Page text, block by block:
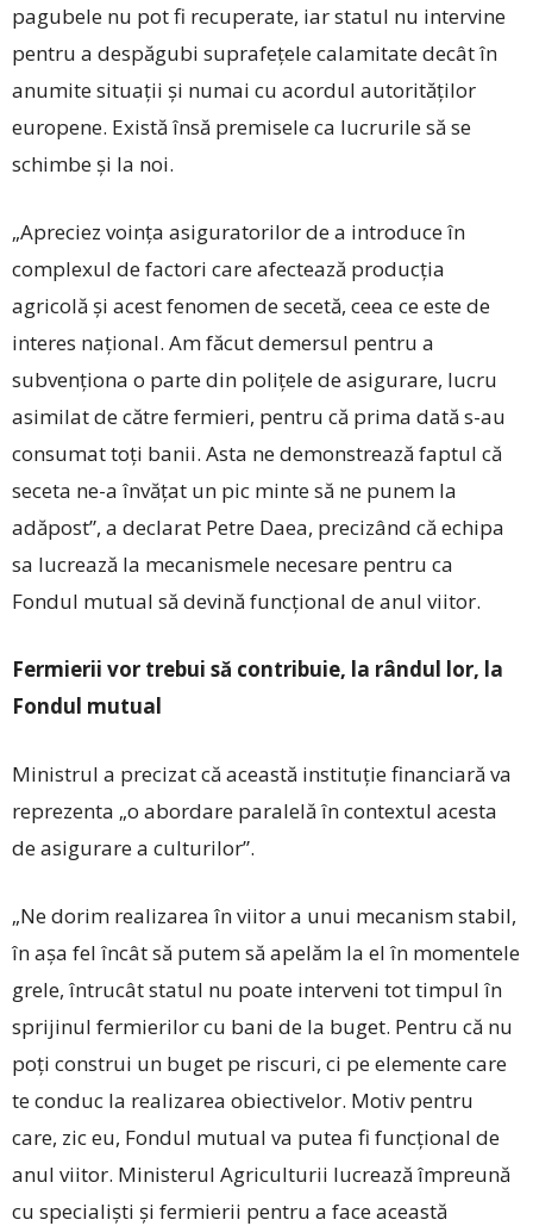
pagubele nu pot fi recuperate, iar statul nu intervine
pentru a despăgubi suprafeţele calamitate decât în
anumite situaţii şi numai cu acordul autorităţilor
europene. Există însă premisele ca lucrurile să se
schimbe şi la noi.
„Apreciez voinţa asiguratorilor de a introduce în
complexul de factori care afectează producţia
agricolă şi acest fenomen de secetă, ceea ce este de
interes naţional. Am făcut demersul pentru a
subvenţiona o parte din poliţele de asigurare, lucru
asimilat de către fermieri, pentru că prima dată s-au
consumat toţi banii. Asta ne demonstrează faptul că
seceta ne-a învăţat un pic minte să ne punem la
adăpost”, a declarat Petre Daea, precizând că echipa
sa lucrează la mecanismele necesare pentru ca
Fondul mutual să devină funcţional de anul viitor.
Fermierii vor trebui să contribuie, la rândul lor, la
Fondul mutual
Ministrul a precizat că această instituție financiară va
reprezenta „o abordare paralelă în contextul acesta
de asigurare a culturilor”.
„Ne dorim realizarea în viitor a unui mecanism stabil,
în aşa fel încât să putem să apelăm la el în momentele
grele, întrucât statul nu poate interveni tot timpul în
sprijinul fermierilor cu bani de la buget. Pentru că nu
poţi construi un buget pe riscuri, ci pe elemente care
te conduc la realizarea obiectivelor. Motiv pentru
care, zic eu, Fondul mutual va putea fi funcţional de
anul viitor. Ministerul Agriculturii lucrează împreună
cu specialişti şi fermierii pentru a face această